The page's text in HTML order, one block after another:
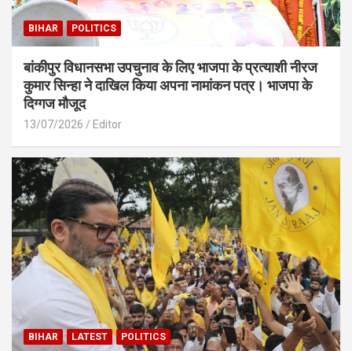
BIHAR POLITICS
बांकीपुर विधानसभा उपचुनाव के लिए भाजपा के प्रत्याशी नीरज
कुमार सिन्हा ने दाखिल किया अपना नामांकन पत्र। भाजपा के
दिग्गज मौजूद
13/07/2026 Editor
BIHAR LATEST POLITICS